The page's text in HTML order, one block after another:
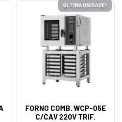
ÚLTIMA UNIDADE!
FORNO COMB. WCP-05E
C/CAV 220V TRIF.